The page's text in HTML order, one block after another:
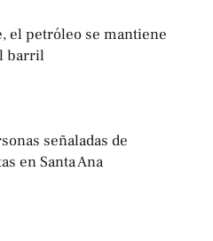
el petróleo se mantiene
barril
señaladas de
en Santa Ana